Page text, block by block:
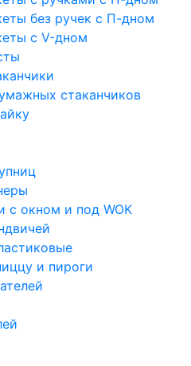
без ручек с П-дном
с V-дном
стаканчиков
с окном и под WOK
и пироги